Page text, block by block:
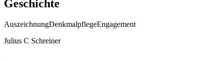
Geschichte
AuszeichnungDenkmalpflegeEngagement
Julius C Schreiner